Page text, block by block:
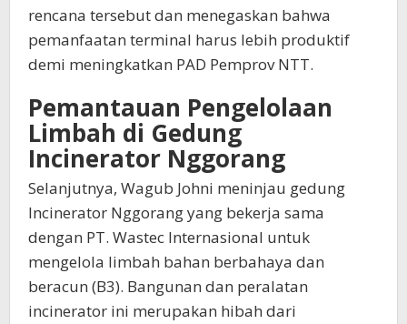
rencana tersebut dan menegaskan bahwa
pemanfaatan terminal harus lebih produktif
demi meningkatkan PAD Pemprov NTT.
Pemantauan Pengelolaan
Limbah di Gedung
Incinerator Nggorang
Selanjutnya, Wagub Johni meninjau gedung
Incinerator Nggorang yang bekerja sama
dengan PT. Wastec Internasional untuk
mengelola limbah bahan berbahaya dan
beracun (B3). Bangunan dan peralatan
incinerator ini merupakan hibah dari